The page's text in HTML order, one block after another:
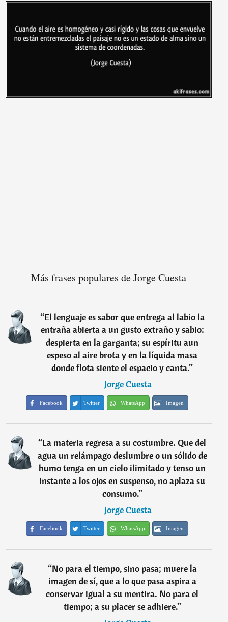
Más frases populares de Jorge Cuesta
“El lenguaje es sabor que entrega al labio la
entraña abierta a un gusto extraño y sabio:
despierta en la garganta; su espíritu aun
espeso al aire brota y en la líquida masa
donde flota siente el espacio y canta.”
―Jorge Cuesta
Facebook Twitter WhatsApp Imagen
“La materia regresa a su costumbre. Que del
agua un relámpago deslumbre o un sólido de
humo tenga en un cielo ilimitado y tenso un
instante a los ojos en suspenso, no aplaza su
consumo.”
―Jorge Cuesta
Facebook Twitter WhatsApp Imagen
“No para el tiempo, sino pasa; muere la
imagen de sí, que a lo que pasa aspira a
conservar igual a su mentira. No para el
tiempo; a su placer se adhiere.”